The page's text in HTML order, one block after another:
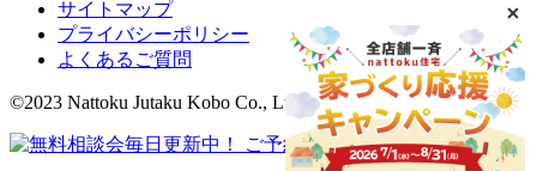
サイトマップ
プライバシーポリシー
よくあるご質問
©2023 Nattoku Jutaku Kobo Co., Ltd.